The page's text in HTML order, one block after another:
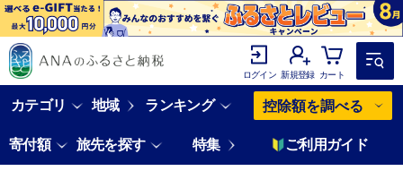
ログイン 新規登録 カート
カテゴリ 地域 ランキング 控除額を調べる
寄付額 旅先を探す 特集 ご利用ガイド